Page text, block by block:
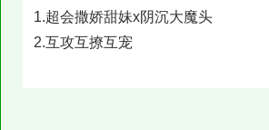
1.超会撒娇甜妹x阴沉大魔头
2.互攻互撩互宠